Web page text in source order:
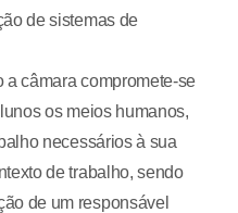
de sistemas de
a câmara compromete-se
os meios humanos,
necessários à sua
de trabalho, sendo
de um responsável